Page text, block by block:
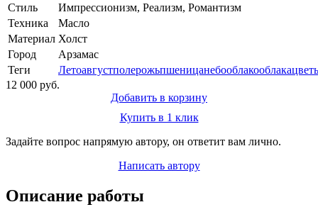
Стиль
Импрессионизм, Реализм, Романтизм
Техника
Масло
Материал Холст
Город
Арзамас
Теги
Летоавгустполерожьпшеницанебооблакооблака
12 000 руб.
Добавить в корзину
Купить в 1 клик
Задайте вопрос напрямую автору, он ответит вам лично.
Написать автору
Описание работы